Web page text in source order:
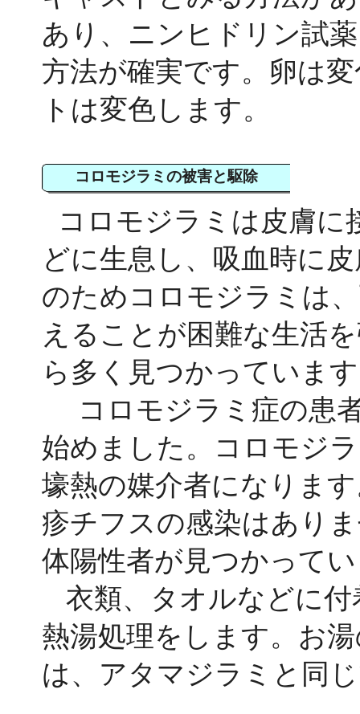
あり、ニンヒドリン試
方法が確実です。卵は
トは変色します。
コロモジラミの被害と駆除
コロモジラミは皮膚に
どに生息し、吸血時に
のためコロモジラミは
えることが困難な生活
ら多く見つかっていま
コロモジラミ症の患
始めました。コロモジ
壕熱の媒介者になりま
疹チフスの感染はあり
体陽性者が見つかって
衣類、タオルなどに
熱湯処理をします。お
は、アタマジラミと同